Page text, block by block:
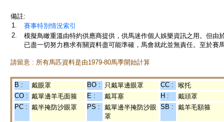
備註:
1.
賽事特別情況索引
2.
模擬鳥瞰重溫由特約供應商提供，供馬迷作個人娛樂資訊之用。但
已盡一切努力務求有關資料盡可能準確，馬會就此並無責任。至於賽
請留意 : 所有馬匹資料是由1979-80馬季開始計算
B : 戴眼罩 BO : 只戴單邊眼罩 CC :
喉托
CO : 戴單邊羊毛面箍 E : 戴耳塞 H :
戴頭罩
PC : 戴半掩防沙眼罩 PS :
戴單邊半掩防沙眼
罩
SB : 戴羊毛額箍